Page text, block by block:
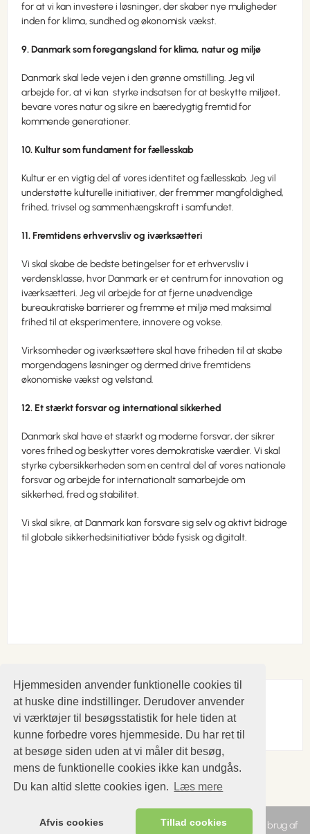
Hjemmesiden anvender funktionelle cookies til
at huske dine indstillinger. Derudover anvender
vi værktøjer til besøgsstatistik for hele tiden at
kunne forbedre vores hjemmeside. Du har ret til
at besøge siden uden at vi måler dit besøg,
mens de funktionelle cookies ikke kan undgås.
Du kan altid slette cookies igen.
Læs mere
Afvis cookies Tillad cookies
for at vi kan investere i løsninger, der skaber nye muligheder
inden for klima, sundhed og økonomisk vækst.
9. Danmark som foregangsland for klima, natur og miljø
Danmark skal lede vejen i den grønne omstilling. Jeg vil
arbejde for, at vi kan styrke indsatsen for at beskytte miljøet,
bevare vores natur og sikre en bæredygtig fremtid for
kommende generationer.
10. Kultur som fundament for fællesskab
Kultur er en vigtig del af vores identitet og fællesskab. Jeg vil
understøtte kulturelle initiativer, der fremmer mangfoldighed,
frihed, trivsel og sammenhængskraft i samfundet.
11. Fremtidens erhvervsliv og iværksætteri
Vi skal skabe de bedste betingelser for et erhvervsliv i
verdensklasse, hvor Danmark er et centrum for innovation og
iværksætteri. Jeg vil arbejde for at fjerne unødvendige
bureaukratiske barrierer og fremme et miljø med maksimal
frihed til at eksperimentere, innovere og vokse.
Virksomheder og iværksættere skal have friheden til at skabe
morgendagens løsninger og dermed drive fremtidens
økonomiske vækst og velstand.
12. Et stærkt forsvar og international sikkerhed
Danmark skal have et stærkt og moderne forsvar, der sikrer
vores frihed og beskytter vores demokratiske værdier. Vi skal
styrke cybersikkerheden som en central del af vores nationale
forsvar og arbejde for internationalt samarbejde om
sikkerhed, fred og stabilitet.
Vi skal sikre, at Danmark kan forsvare sig selv og aktivt bidrage
til globale sikkerhedsinitiativer både fysisk og digitalt.
Vær social
En del af Venstre, Danmarks Liberale Parti|Hjemmesidens brug af